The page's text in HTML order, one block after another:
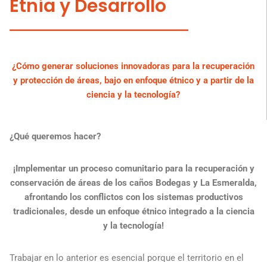
Etnia y Desarrollo
¿Cómo generar soluciones innovadoras para la recuperación
y protección de áreas, bajo en enfoque étnico y a partir de la
ciencia y la tecnología?
¿Qué queremos hacer?
¡Implementar un proceso comunitario para la recuperación y
conservación de áreas de los caños Bodegas y La Esmeralda,
afrontando los conflictos con los sistemas productivos
tradicionales, desde un enfoque étnico integrado a la ciencia
y la tecnología!
Trabajar en lo anterior es esencial porque el territorio en el